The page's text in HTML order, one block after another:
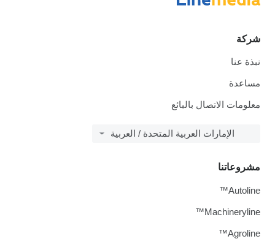
شركة
نبذة عنا
مساعدة
معلومات الاتصال بالبائع
الإمارات العربية المتحدة / العربية
مشروعاتنا
Autoline™
Machineryline™
Agroline™